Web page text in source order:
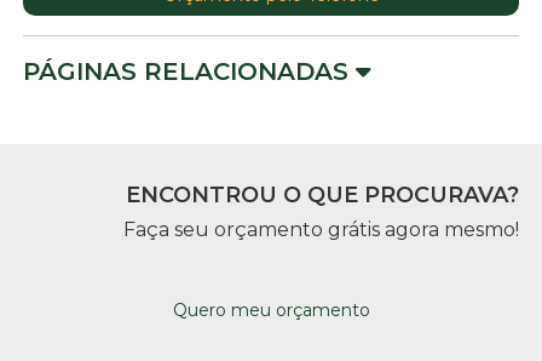
PÁGINAS RELACIONADAS
ENCONTROU O QUE PROCURAVA?
Faça seu orçamento grátis agora mesmo!
Quero meu orçamento